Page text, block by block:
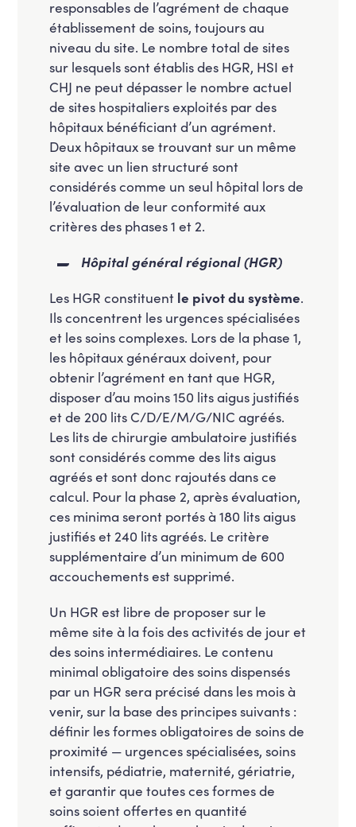
responsables de l’agrément de chaque
établissement de soins, toujours au
niveau du site. Le nombre total de sites
sur lesquels sont établis des HGR, HSI et
CHJ ne peut dépasser le nombre actuel
de sites hospitaliers exploités par des
hôpitaux bénéficiant d’un agrément.
Deux hôpitaux se trouvant sur un même
site avec un lien structuré sont
considérés comme un seul hôpital lors de
l’évaluation de leur conformité aux
critères des phases 1 et 2.
Hôpital général régional (HGR)
Les HGR constituent le pivot du système.
Ils concentrent les urgences spécialisées
et les soins complexes. Lors de la phase 1,
les hôpitaux généraux doivent, pour
obtenir l’agrément en tant que HGR,
disposer d’au moins 150 lits aigus justifiés
et de 200 lits C/D/E/M/G/NIC agréés.
Les lits de chirurgie ambulatoire justifiés
sont considérés comme des lits aigus
agréés et sont donc rajoutés dans ce
calcul. Pour la phase 2, après évaluation,
ces minima seront portés à 180 lits aigus
justifiés et 240 lits agréés. Le critère
supplémentaire d’un minimum de 600
accouchements est supprimé.
Un HGR est libre de proposer sur le
même site à la fois des activités de jour et
des soins intermédiaires. Le contenu
minimal obligatoire des soins dispensés
par un HGR sera précisé dans les mois à
venir, sur la base des principes suivants :
définir les formes obligatoires de soins de
proximité — urgences spécialisées, soins
intensifs, pédiatrie, maternité, gériatrie,
et garantir que toutes ces formes de
soins soient offertes en quantité